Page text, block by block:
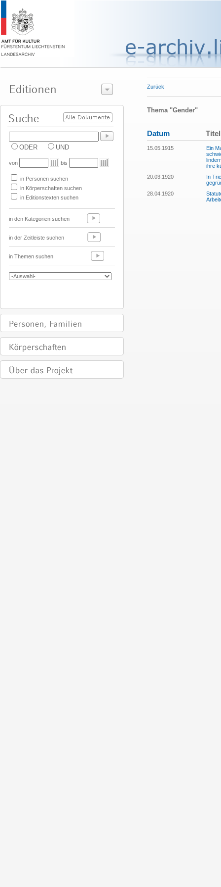
ODER UND
von bis
in Personen suchen
in Körperschaften suchen
in Editionstexten suchen
in den Kategorien suchen
in der Zeitleiste suchen
in Themen suchen
Zurück
Thema "Gender"
Datum Titel
15.05.1915
Ein
ihre
20.03.1920
In
28.04.1920